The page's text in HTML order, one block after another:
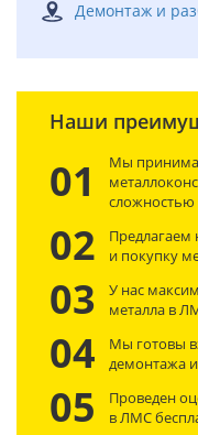
Демонтаж и
Наши
01
Мы
сложностью
02
Предлагаем
и покупку
03
У нас
металла в
04
Мы готовы
демонтажа
05
Проведен
в ЛМС